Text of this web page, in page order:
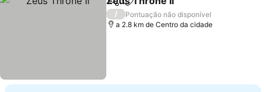
PartilharAdicionar aos favoritos
/
Pontuação não disponível
a 2.8 km de Centro da cidade